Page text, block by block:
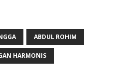
ABDUL ROHIM
HARMONIS